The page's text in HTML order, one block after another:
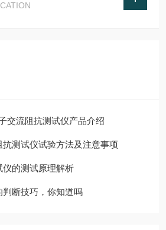
交流阻抗测试仪产品介绍
测试仪试验方法及注意事项
的测试原理解析
断技巧，你知道吗